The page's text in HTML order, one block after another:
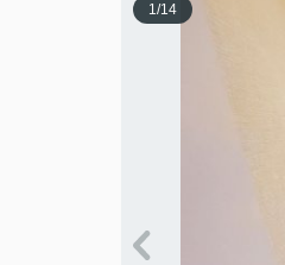
1/14